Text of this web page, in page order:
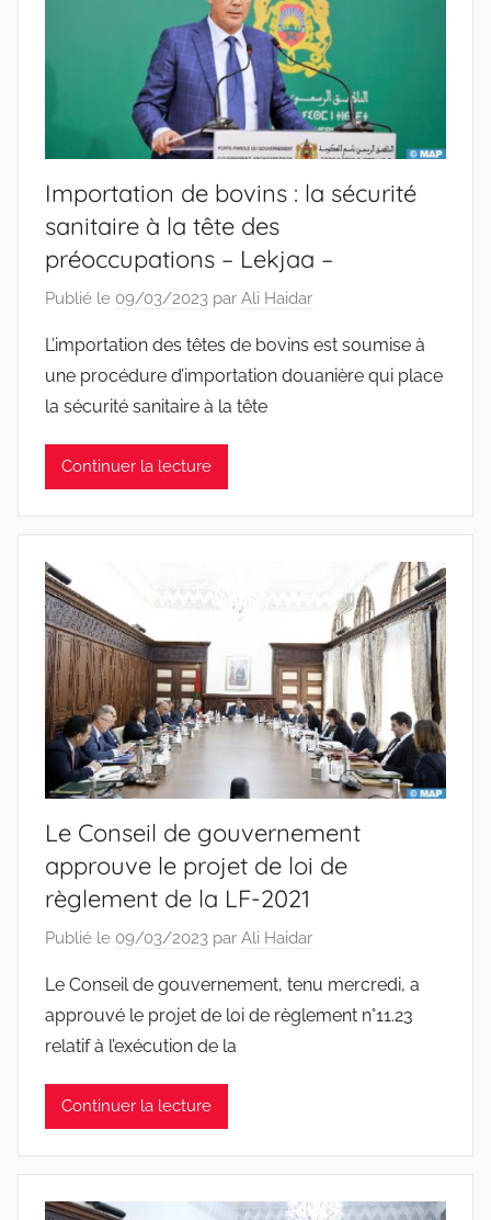
Importation de bovins : la sécurité
sanitaire à la tête des
préoccupations – Lekjaa –
Publié le 09/03/2023 par Ali Haidar
L’importation des têtes de bovins est soumise à
une procédure d’importation douanière qui place
la sécurité sanitaire à la tête
Continuer la lecture
Le Conseil de gouvernement
approuve le projet de loi de
règlement de la LF-2021
Publié le 09/03/2023 par Ali Haidar
Le Conseil de gouvernement, tenu mercredi, a
approuvé le projet de loi de règlement n°11.23
relatif à l’exécution de la
Continuer la lecture